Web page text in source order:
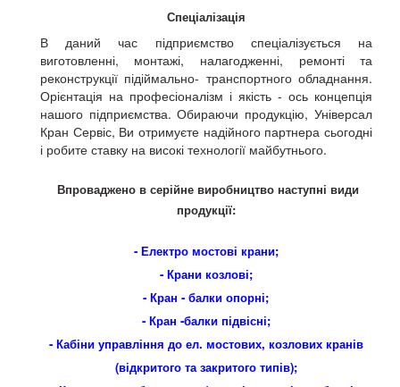
Спеціалізація
В даний час підприємство спеціалізується на
виготовленні, монтажі, налагодженні, ремонті та
реконструкції підіймально- транспортного обладнання.
Орієнтація на професіоналізм і якість - ось концепція
нашого підприємства. Обираючи продукцію, Універсал
Кран Сервіс, Ви отримуєте надійного партнера сьогодні
і робите ставку на високі технології майбутнього.
Впроваджено в серійне виробництво наступні види
продукції:
- Електро мостові крани;
- Крани козлові;
- Кран - балки опорні;
- Кран -балки підвісні;
- Кабіни управління до ел. мостових, козлових кранів
(відкритого та закритого типів);